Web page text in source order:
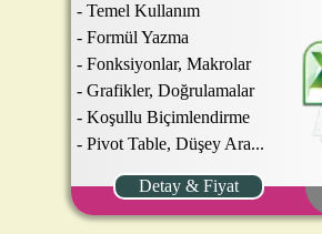
- Temel Kullanım
- Formül Yazma
- Fonksiyonlar, Makrolar
- Grafikler, Doğrulamalar
- Koşullu Biçimlendirme
- Pivot Table, Düşey Ara...
Detay & Fiyat